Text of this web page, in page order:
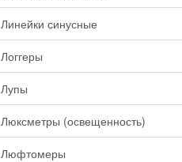
Линейки синусные
Логгеры
Лупы
Люксметры (освещенность)
Люфтомеры